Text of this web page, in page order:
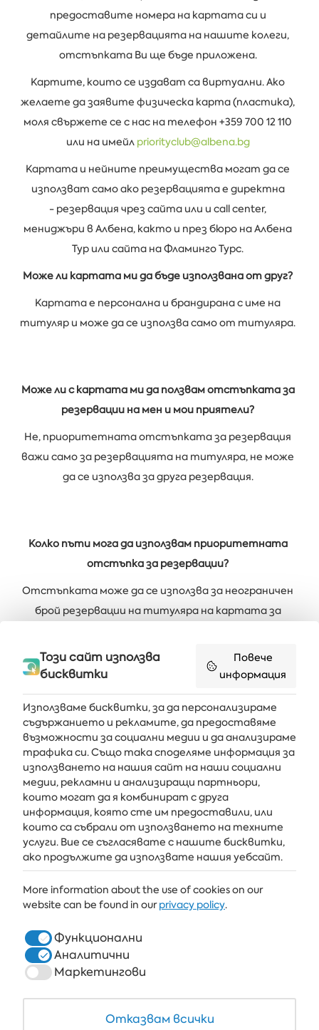
предоставите номера на картата си и
детайлите на резервацията на нашите колеги,
отстъпката Ви ще бъде приложена.
Картите, които се издават са виртуални. Ако
желаете да заявите физическа карта (пластика),
моля свържете се с нас на телефон +359 700 12 110
или на имейл priorityclub@albena.bg
Картата и нейните преимущества могат да се
използват само ако резервацията е директна
- резервация чрез сайта или и call center,
мениджъри в Албена, както и през бюро на Албена
Тур или сайта на Фламинго Турс.
Може ли картата ми да бъде използвана от друг?
Картата е персонална и брандирана с име на
титуляр и може да се използва само от титуляра.
Може ли с картата ми да ползвам отстъпката за
резервации на мен и мои приятели?
Не, приоритетната отстъпката за резервация
важи само за резервацията на титуляра, не може
да се използва за друга резервация.
Колко пъти мога да използвам приоритетната
отстъпка за резервации?
Отстъпката може да се използва за неограничен
брой резервации на титуляра на картата за
Бялата Лагуна, Forest Beach Resort (Приморско).
Титулярът трябва да бъде настанен в стаята по
Получавайте последните новини и оферти направо във
вашата пощенска кутия
АБОНИРАЙ СЕ
АЛБЕНА
ХОТЕЛИ
ЗДРАВЕ & СПА
РЕСТОРАНТИ И БАРОВЕ
COWORKING
Този сайт използва
бисквитки
Повече
информация
Използваме бисквитки, за да персонализираме
съдържанието и рекламите, да предоставяме
възможности за социални медии и да анализираме
трафика си. Също така споделяме информация за
използването на нашия сайт на наши социални
медии, рекламни и анализиращи партньори,
които могат да я комбинират с друга
информация, която сте им предоставили, или
които са събрали от използването на техните
услуги. Вие се съгласявате с нашите бисквитки,
ако продължите да използвате нашия уебсайт.
More information about the use of cookies on our
website can be found in ourprivacy policy.
Функционални
Аналитични
Маркетингови
Отказвам всички